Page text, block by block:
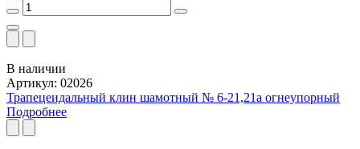
В наличии
Артикул: 02026
Трапецеидальный клин шамотный № 6-21,21а огнеупорный
Подробнее